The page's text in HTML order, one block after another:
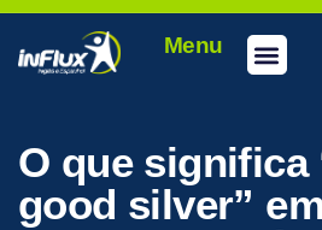
Menu
O que significa
good silver”